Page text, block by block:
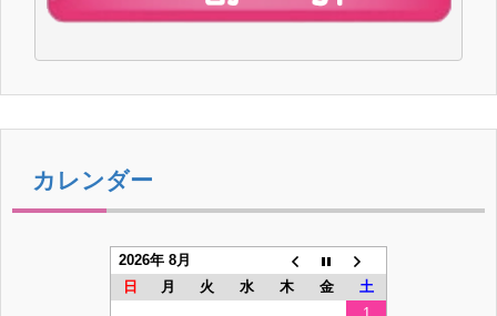
カレンダー
2026年 8月
日
月 火 水 木 金
土